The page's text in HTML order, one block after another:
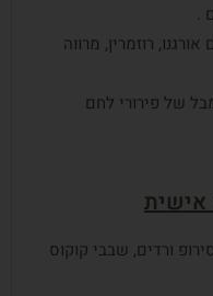
.
רוזמרין, מרווה
של פירורי לחם
אישית
ורדים, שבבי קוקוס